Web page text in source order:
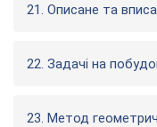
21. Описане та
22. Задачі на
23. Метод